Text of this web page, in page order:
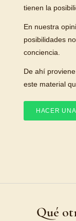
tienen la
En nuestra
posibilidades
conciencia.
De ahí
este material
HACER
Qué